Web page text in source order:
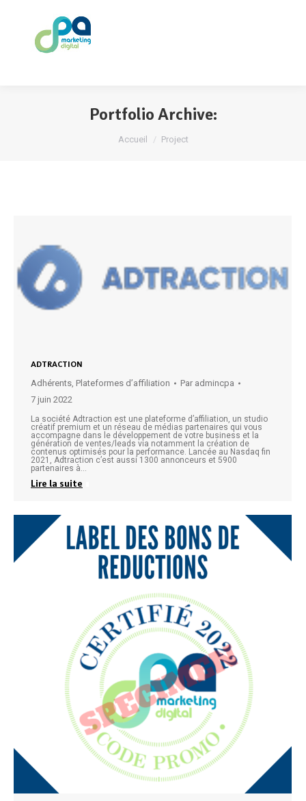
Portfolio Archive:
Vous êtes ici :
Accueil Project
ADTRACTION
Adhérents, Plateformes d’affiliation Par admincpa
7 juin 2022
La société Adtraction est une plateforme d’affiliation, un studio
créatif premium et un réseau de médias partenaires qui vous
accompagne dans le développement de votre business et la
génération de ventes/leads via notamment la création de
contenus optimisés pour la performance. Lancée au Nasdaq fin
2021, Adtraction c’est aussi 1300 annonceurs et 5900
partenaires à…
Lire la suite